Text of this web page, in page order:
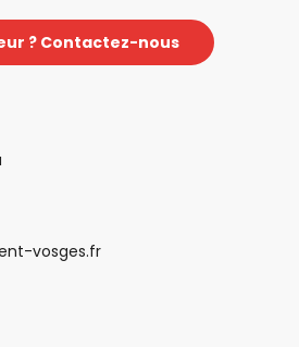
? Contactez-nous
vosges.fr